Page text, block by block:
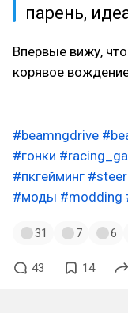
парень,
Впервые вижу,
корявое
#beamngdrive
#гонки
#пкгейминг
#моды #modding
31 7 6
43 14